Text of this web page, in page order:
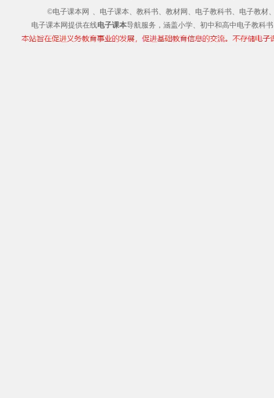
©电子课本网 、电子课本、教科书、教材网、电子教科书、电子教材
电子课本网提供在线电子课本导航服务，涵盖小学、初中和高中电子教科